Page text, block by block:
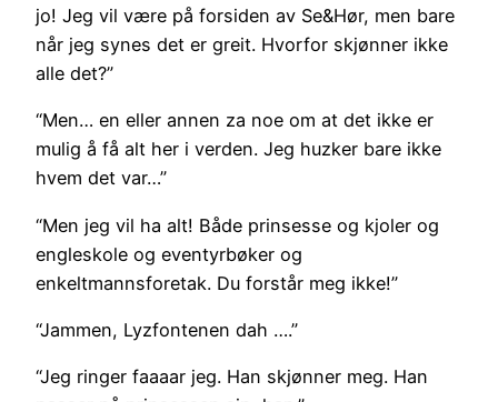
jo! Jeg vil være på forsiden av Se&Hør, men bare
når jeg synes det er greit. Hvorfor skjønner ikke
alle det?”
“Men… en eller annen za noe om at det ikke er
mulig å få alt her i verden. Jeg huzker bare ikke
hvem det var…”
“Men jeg vil ha alt! Både prinsesse og kjoler og
engleskole og eventyrbøker og
enkeltmannsforetak. Du forstår meg ikke!”
“Jammen, Lyzfontenen dah ….”
“Jeg ringer faaaar jeg. Han skjønner meg. Han